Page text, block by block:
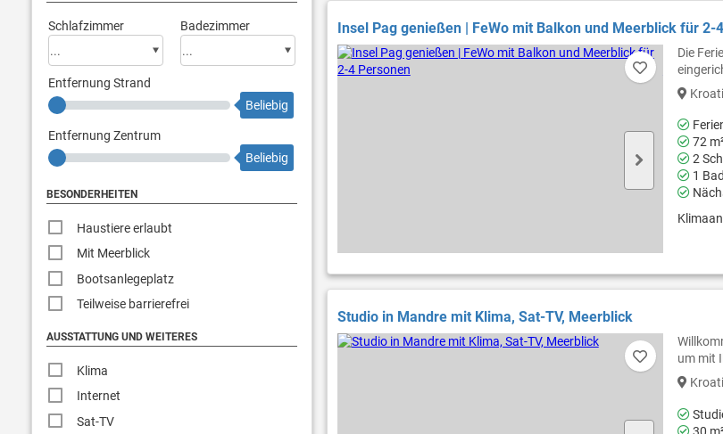
Schlafzimmer Badezimmer
Entfernung Strand
Beliebig
Entfernung Zentrum
Beliebig
BESONDERHEITEN
Haustiere erlaubt
Mit Meerblick
Bootsanlegeplatz
Teilweise barrierefrei
AUSSTATTUNG UND WEITERES
Klima
Internet
Sat-TV
Insel Pag genießen | FeWo mit Balkon und Meerblick für 2-
Die
72
2
1
Studio in Mandre mit Klima, Sat-TV, Meerblick
um mit
30